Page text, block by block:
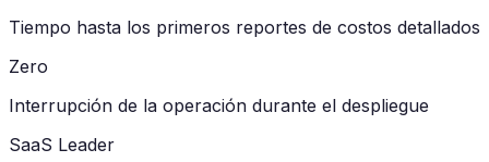
Tiempo hasta los primeros reportes de costos detallados
Zero
Interrupción de la operación durante el despliegue
SaaS Leader